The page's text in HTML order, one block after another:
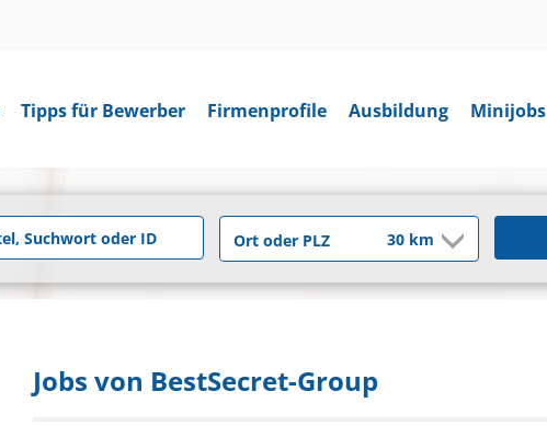
Tipps für Bewerber Firmenprofile Ausbildung Minijobs
Jobs von BestSecret-Group